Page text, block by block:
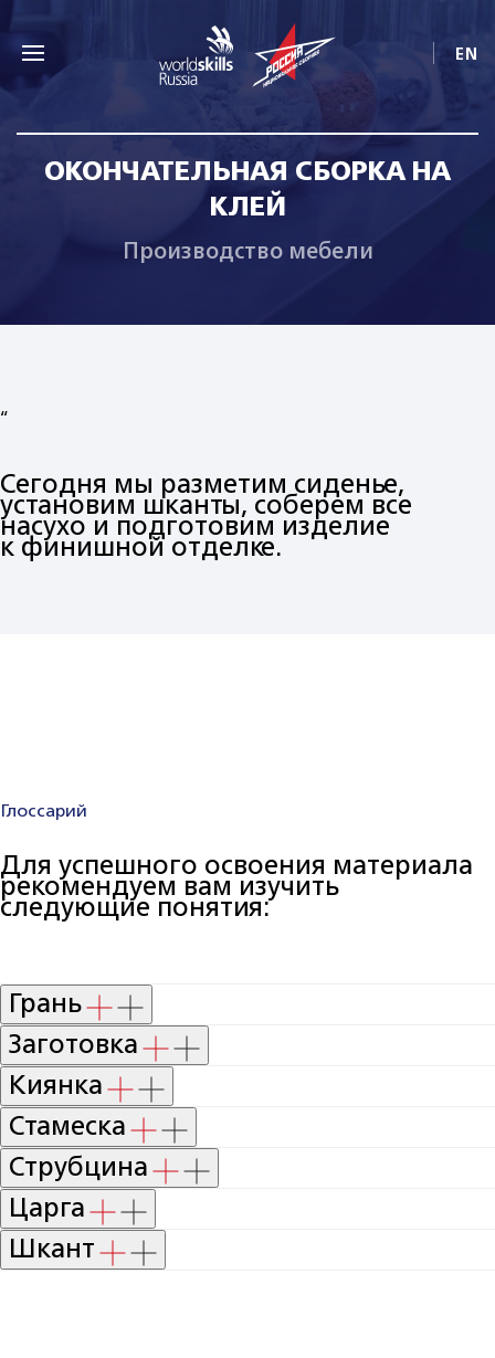
EN
ОКОНЧАТЕЛЬНАЯ СБОРКА НА
КЛЕЙ
Производство мебели
“
Сегодня мы разметим сиденье,
установим шканты, соберем все
насухо и подготовим изделие
к финишной отделке.
Глоссарий
Для успешного освоения материала
рекомендуем вам изучить
следующие понятия:
Грань
Заготовка
Киянка
Стамеска
Струбцина
Царга
Шкант